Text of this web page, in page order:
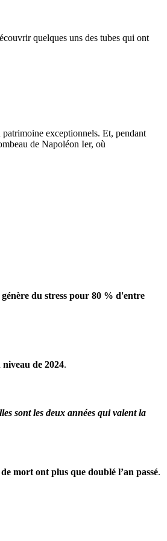
quelques uns des tubes qui ont
exceptionnels. Et, pendant
de Napoléon Ier, où
génère du stress pour 80 % d'entre
de 2024.
sont les deux années qui valent la
mort ont plus que doublé l’an passé.